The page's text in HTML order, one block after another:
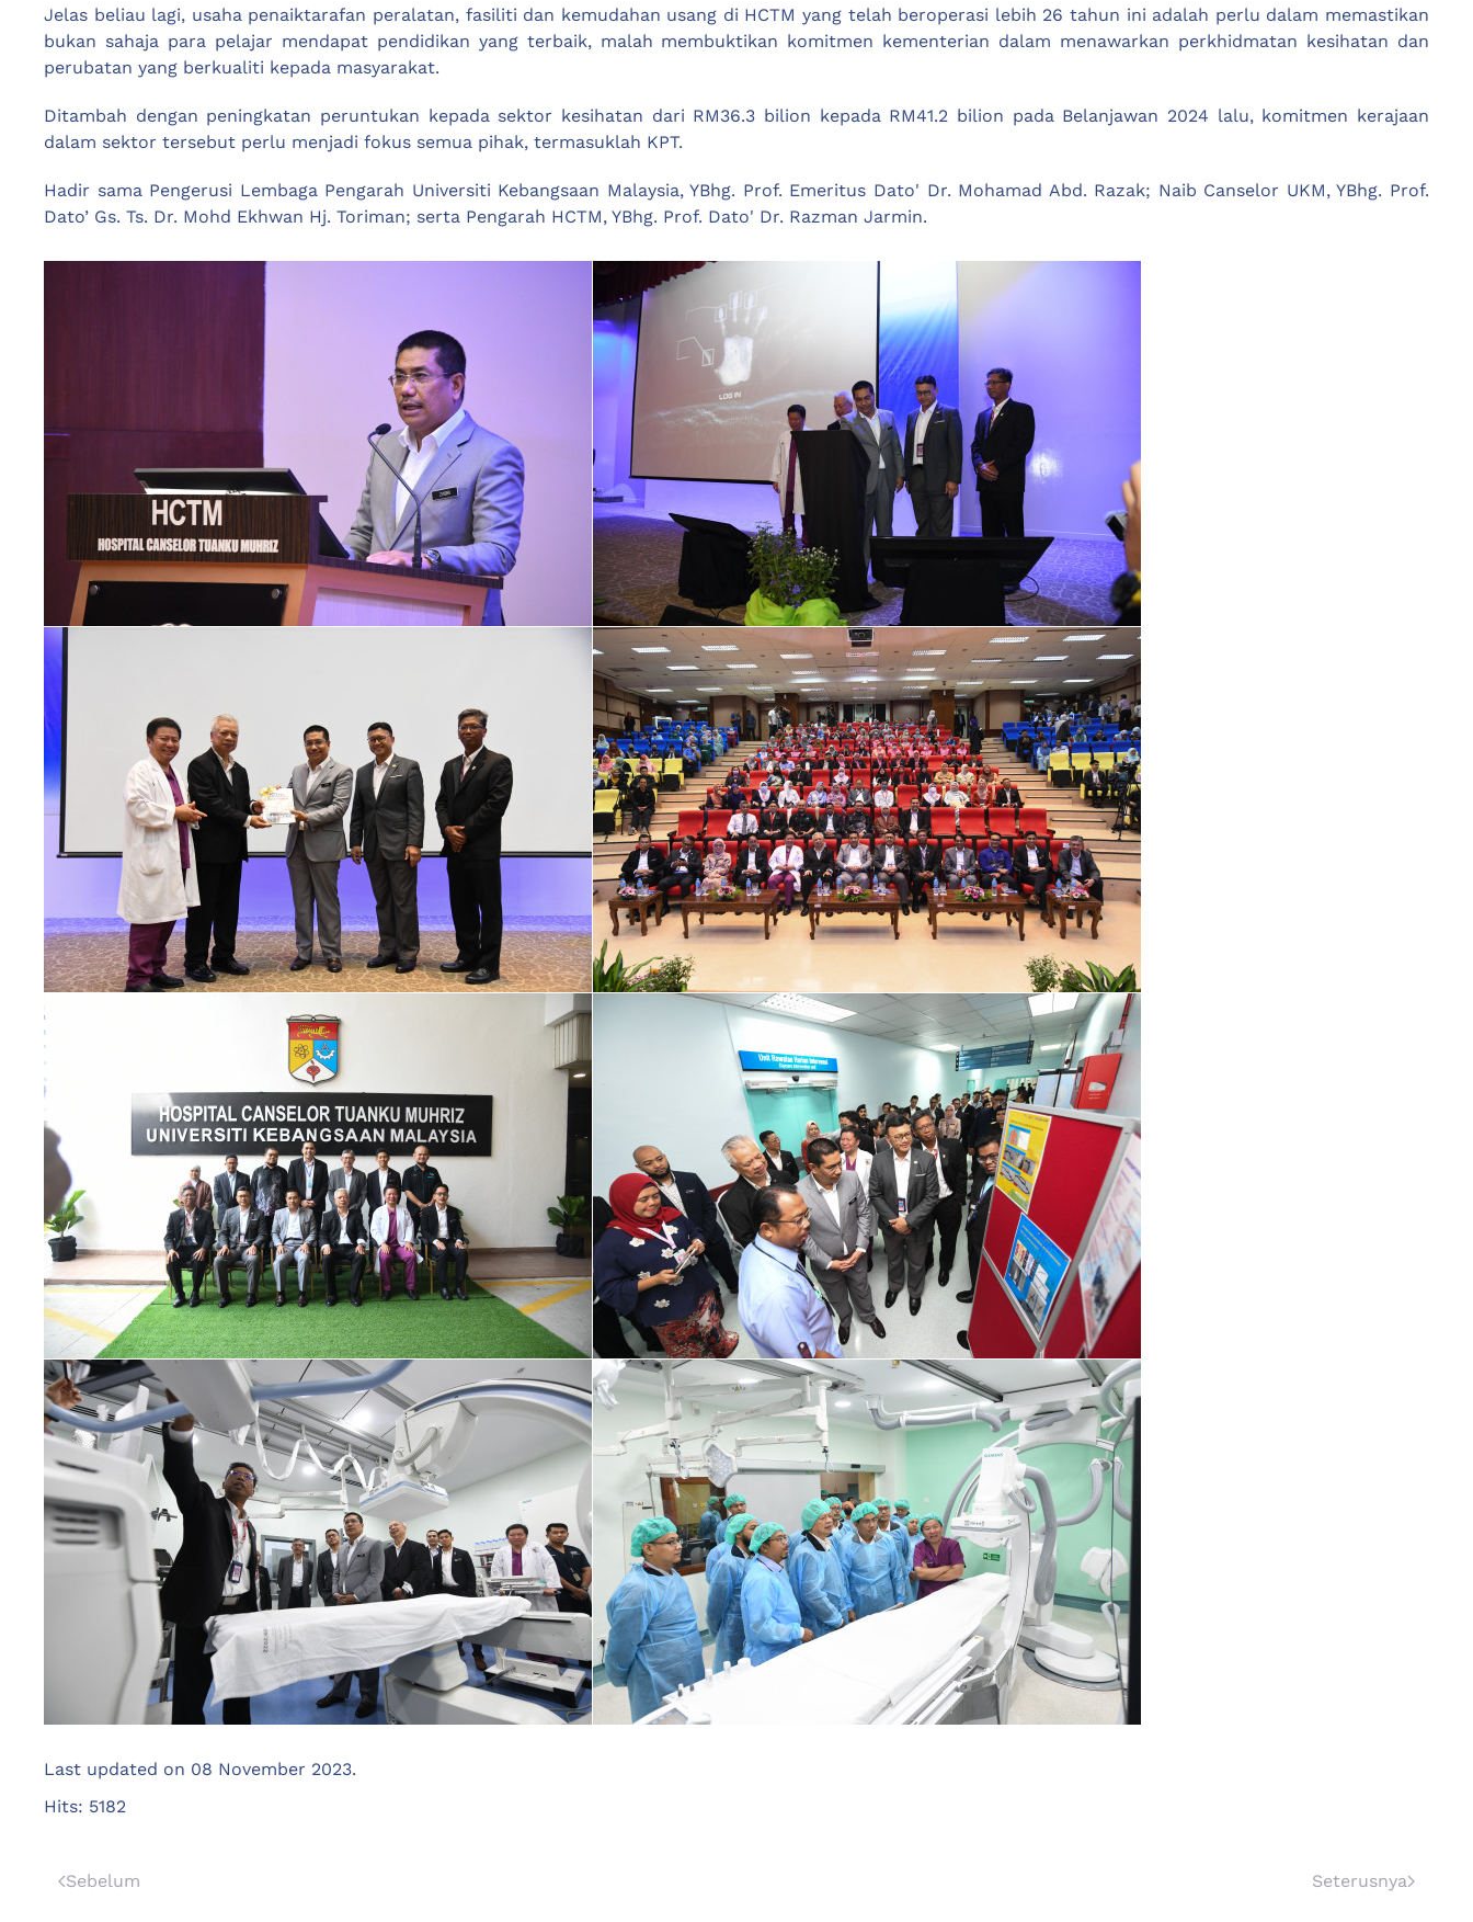
Jelas beliau lagi, usaha penaiktarafan peralatan, fasiliti dan kemudahan usang di HCTM yang telah beroperasi lebih 26 tahun ini adalah perlu dalam memastikan
bukan sahaja para pelajar mendapat pendidikan yang terbaik, malah membuktikan komitmen kementerian dalam menawarkan perkhidmatan kesihatan dan
perubatan yang berkualiti kepada masyarakat.
Ditambah dengan peningkatan peruntukan kepada sektor kesihatan dari RM36.3 bilion kepada RM41.2 bilion pada Belanjawan 2024 lalu, komitmen kerajaan
dalam sektor tersebut perlu menjadi fokus semua pihak, termasuklah KPT.
Hadir sama Pengerusi Lembaga Pengarah Universiti Kebangsaan Malaysia, YBhg. Prof. Emeritus Dato' Dr. Mohamad Abd. Razak; Naib Canselor UKM, YBhg. Prof.
Dato’ Gs. Ts. Dr. Mohd Ekhwan Hj. Toriman; serta Pengarah HCTM, YBhg. Prof. Dato' Dr. Razman Jarmin.
Last updated on 08 November 2023.
Hits: 5182
Sebelum Seterusnya